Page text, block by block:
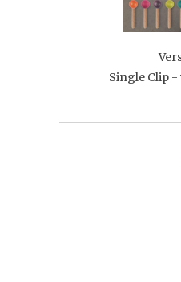
Single Clip -